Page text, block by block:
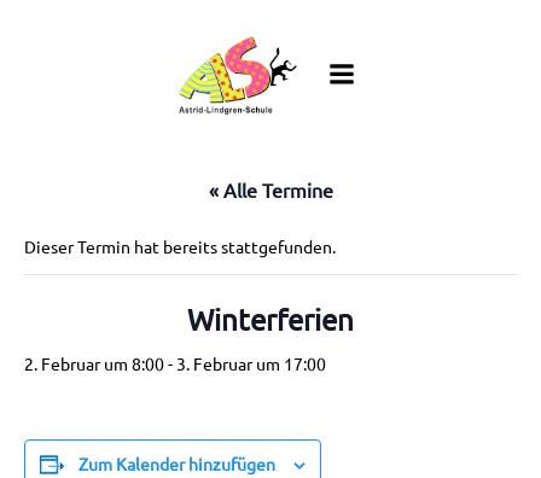
springen
« Alle Termine
Dieser Termin hat bereits stattgefunden.
Winterferien
2. Februar um 8:00- 3. Februar um 17:00
Zum Kalender hinzufügen